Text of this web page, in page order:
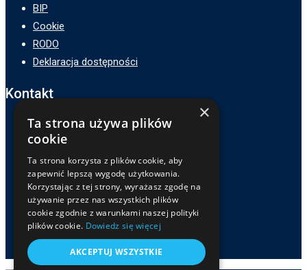
BIP
Cookie
RODO
Deklaracja dostępności
Kontakt
Adres :
ZSP3 w Zamościu
ul. Hetmana Jana Zamoyskiego 62,
22-400 Zamość
Telefon :
84 639-81-32
E-mail :
sekretariat@zsp3zamosc.pl
×
Ta strona używa plików
cookie
Ta strona korzysta z plików cookie, aby
zapewnić lepszą wygodę użytkowania.
Korzystając z tej strony, wyrażasz zgodę na
używanie przez nas wszystkich plików
cookie zgodnie z warunkami naszej polityki
plików cookie. Dowiedz się więcej
AKCEPTUJ WSZYSTKIE